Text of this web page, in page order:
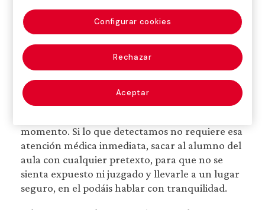
la intervención es muy importante acompañar
al adolescente, sin emitir ningún juicio crítico ni
consejos, no es lo que necesita en ese momento.
Estar con actitud sostenedora y empática
utilizando frases como “ahora estoy aquí
contigo”, “entiendo lo mal que lo debes estar
pasando”, “vamos a intentar ayudarte entre
momento. Si lo que detectamos no requiere esa
atención médica inmediata, sacar al alumno del
aula con cualquier pretexto, para que no se
sienta expuesto ni juzgado y llevarle a un lugar
seguro, en el podáis hablar con tranquilidad.
Rechazar
Aceptar
Configurar cookies